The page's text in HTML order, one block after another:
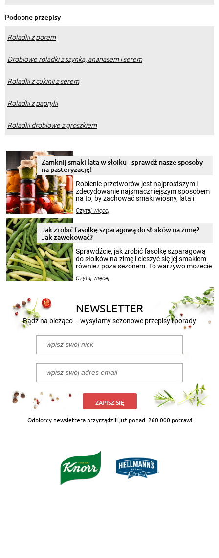
Podobne przepisy
Roladki z porem
Drobiowe roladki z szynką, ananasem i serem
Roladki z cukinii z serem
Roladki z papryki
Roladki drobiowe z groszkiem
Zamknij smaki lata w słoiku - sprawdź nasze sposoby
na pasteryzację!
Robienie przetworów jest najprostszym i
zdecydowanie najsmaczniejszym sposobem
na to, by zachować smaki wiosny, lata i
krajobrazów, by cieszyć nimi oko w sezonie
pełni poczuć atmosferę cieplejszych
miesięcy. Przygotowanie słoików ze
smakowitą zawartością musi obejmować
patenty, które pozwolą zachować świeżość
przetworów.
Czytaj więcej
Jak zrobić fasolkę szparagową do słoików na zimę?
Jak zawekować?
Sprawdźcie, jak zrobić fasolkę szparagową
do słoików na zimę i cieszyć się jej smakiem
również poza sezonem. To warzywo możecie
nasze propozycje!
Czytaj więcej
NEWSLETTER
Bądź na bieżąco – wysyłamy sezonowe przepisy i porady
ZAPISZ SIĘ
Odbiorcy newslettera przyrządzili już ponad 260 000 potraw!